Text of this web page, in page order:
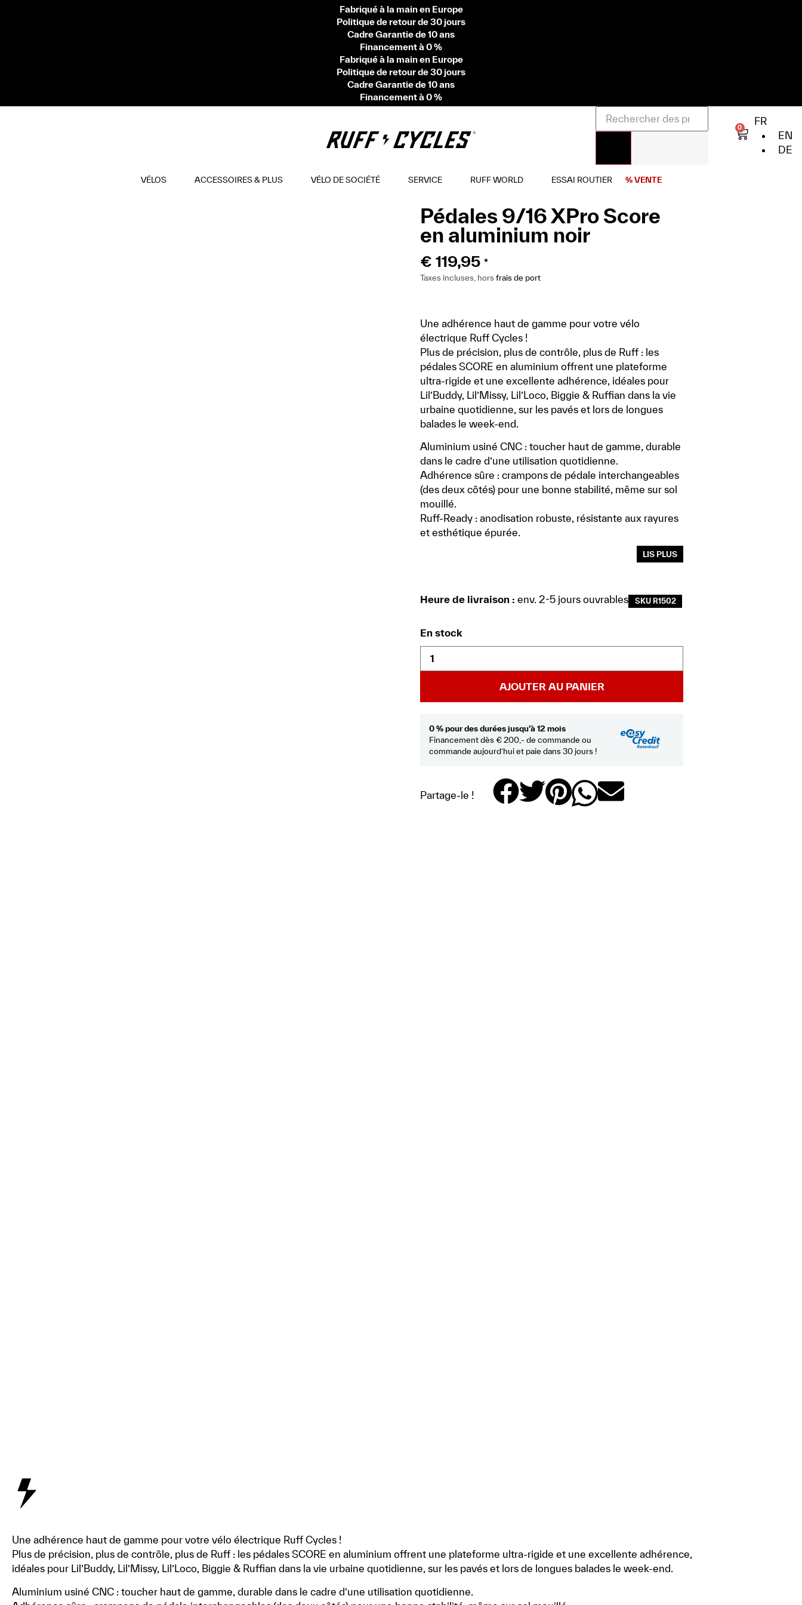
Fabriqué à la main en Europe
Politique de retour de 30 jours
Cadre Garantie de 10 ans
Financement à 0 %
Fabriqué à la main en Europe
Politique de retour de 30 jours
Cadre Garantie de 10 ans
Financement à 0 %
0
FR
EN
DE
VÉLOS ACCESSOIRES & PLUS VÉLO DE SOCIÉTÉ SERVICE RUFF WORLD ESSAI ROUTIER % VENTE
Pédales 9/16 XPro Score
en aluminium noir
€ 119,95 *
Taxes incluses, horsfrais de port
Une adhérence haut de gamme pour votre vélo
électrique Ruff Cycles !
Plus de précision, plus de contrôle, plus de Ruff : les
pédales SCORE en aluminium offrent une plateforme
ultra-rigide et une excellente adhérence, idéales pour
Lil’Buddy, Lil’Missy, Lil’Loco, Biggie & Ruffian dans la vie
urbaine quotidienne, sur les pavés et lors de longues
balades le week-end.
Aluminium usiné CNC : toucher haut de gamme, durable
dans le cadre d’une utilisation quotidienne.
Adhérence sûre : crampons de pédale interchangeables
(des deux côtés) pour une bonne stabilité, même sur sol
mouillé.
Ruff-Ready : anodisation robuste, résistante aux rayures
et esthétique épurée.
LIS PLUS
Heure de livraison : env. 2-5 jours ouvrables SKU R1502
En stock
AJOUTER AU PANIER
0 % pour des durées jusqu’à 12 mois
Financement dès € 200,- de commande ou
commande aujourd’hui et paie dans 30 jours !
Partage-le !
Une adhérence haut de gamme pour votre vélo électrique Ruff Cycles !
Plus de précision, plus de contrôle, plus de Ruff : les pédales SCORE en aluminium offrent une plateforme ultra-rigide et une excellente adhérence,
idéales pour Lil’Buddy, Lil’Missy, Lil’Loco, Biggie & Ruffian dans la vie urbaine quotidienne, sur les pavés et lors de longues balades le week-end.
Aluminium usiné CNC : toucher haut de gamme, durable dans le cadre d’une utilisation quotidienne.